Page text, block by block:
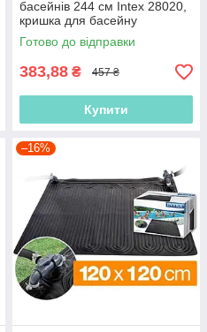
басейнів 244 см Intex 28020,
кришка для басейну
Готово до відправки
383,88 ₴ 457 ₴
Купити
–16%